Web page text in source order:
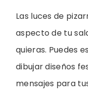
Las luces de
aspecto de tu
quieras. Puedes
dibujar diseños
mensajes para